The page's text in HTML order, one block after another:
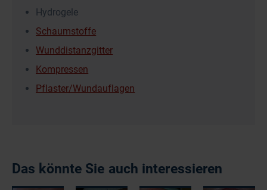
Hydrogele
Schaumstoffe
Wunddistanzgitter
Kompressen
Pflaster/Wundauflagen
Das könnte Sie auch interessieren